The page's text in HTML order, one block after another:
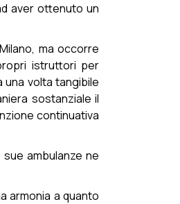
aver ottenuto un
ma occorre
istruttori per
volta tangibile
sostanziale il
continuativa
ambulanze ne
armonia a quanto